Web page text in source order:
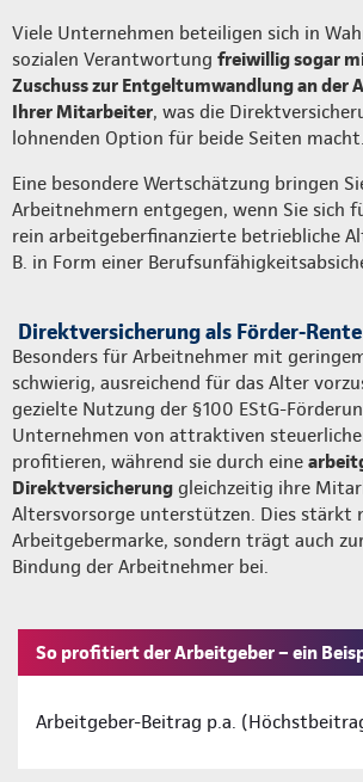
Viele Unternehmen beteiligen sich in
sozialen Verantwortung freiwillig sogar
Zuschuss zur Entgeltumwandlung an der
Ihrer Mitarbeiter, was die
lohnenden Option für beide Seiten macht.
Eine besondere Wertschätzung bringen
Arbeitnehmern entgegen, wenn Sie sich
rein arbeitgeberfinanzierte betriebliche
B. in Form einer
Direktversicherung als Förder-Rente
Besonders für Arbeitnehmer mit
schwierig, ausreichend für das Alter
gezielte Nutzung der §100 EStG-
Unternehmen von attraktiven
profitieren, während sie durch eine
Direktversicherung gleichzeitig ihre
Altersvorsorge unterstützen. Dies stärkt
Arbeitgebermarke, sondern trägt auch
Bindung der Arbeitnehmer bei.
So profitiert der Arbeitgeber – ein
Arbeitgeber-Beitrag p.a.